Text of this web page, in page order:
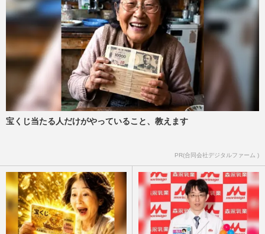
宝くじ当たる人だけがやっていること、教えます
PR(合同会社デジタルファーム )